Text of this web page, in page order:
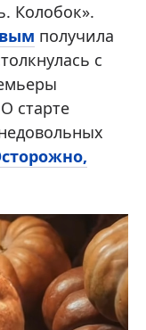
Колобок».
получила
с
старте